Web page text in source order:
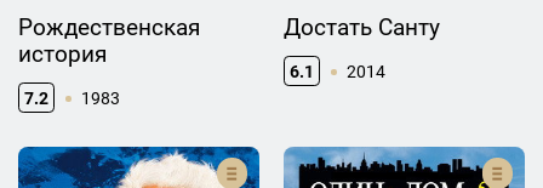
Рождественская
история
7.2 1983
Достать Санту
6.1 2014